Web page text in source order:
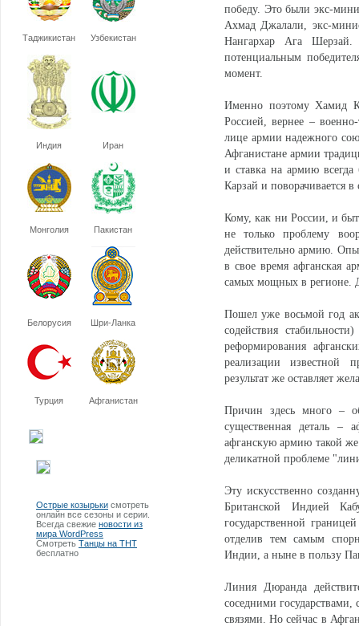
Таджикистан Узбекистан
Индия Иран
Монголия Пакистан
Белорусия Шри-Ланка
Турция Афганистан
Острые козырьки смотреть
онлайн все сезоны и серии.
Всегда свежие новости из
мира WordPress
Смотреть Танцы на ТНТ
бесплатно
победу. Это были экс-
Ахмад Джалали, экс-
Нангархар Ага Шерзай.
потенциальным
момент.
Именно поэтому Хамид
Россией, вернее –
лице армии надежного
Афганистане армии
и ставка на армию
Карзай и поворачивается
Кому, как ни России, и
не только проблему
действительно армию.
в свое время афганская
самых мощных в регионе.
Пошел уже восьмой год
содействия
реформирования
реализации известной
результат же оставляет
Причин здесь много –
существенная деталь –
афганскую армию такой
деликатной проблеме
Эту искусственно
Британской Индией
государственной
отделив тем самым
Индии, а ныне в пользу
Линия Дюранда
соседними
связями. Но сейчас в